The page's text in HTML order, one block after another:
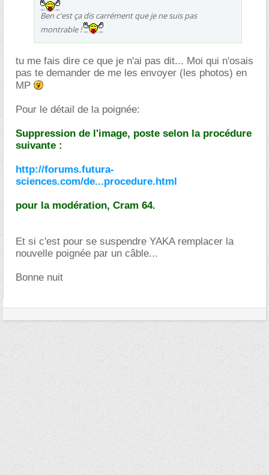
Ben c'est ça dis carrément que je ne suis pas
montrable !
tu me fais dire ce que je n'ai pas dit... Moi qui n'osais
pas te demander de me les envoyer (les photos) en
MP
Pour le détail de la poignée:
Suppression de l'image, poste selon la procédure
suivante :
http://forums.futura-
sciences.com/de...procedure.html
pour la modération, Cram 64.
Et si c'est pour se suspendre YAKA remplacer la
nouvelle poignée par un câble...
Bonne nuit